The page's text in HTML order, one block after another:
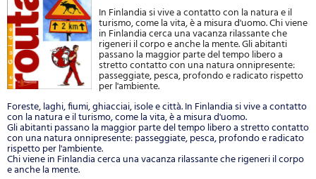
In Finlandia si vive a contatto con la natura e il
turismo, come la vita, è a misura d'uomo. Chi viene
in Finlandia cerca una vacanza rilassante che
rigeneri il corpo e anche la mente. Gli abitanti
passano la maggior parte del tempo libero a
stretto contatto con una natura onnipresente:
passeggiate, pesca, profondo e radicato rispetto
per l'ambiente.
Foreste, laghi, fiumi, ghiacciai, isole e città. In Finlandia si vive a contatto
con la natura e il turismo, come la vita, è a misura d'uomo.
Gli abitanti passano la maggior parte del tempo libero a stretto contatto
con una natura onnipresente: passeggiate, pesca, profondo e radicato
rispetto per l'ambiente.
Chi viene in Finlandia cerca una vacanza rilassante che rigeneri il corpo
e anche la mente.